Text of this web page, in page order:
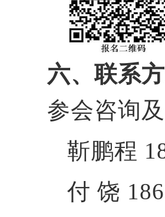
六、联系
参会咨询及
靳鹏程
付 饶